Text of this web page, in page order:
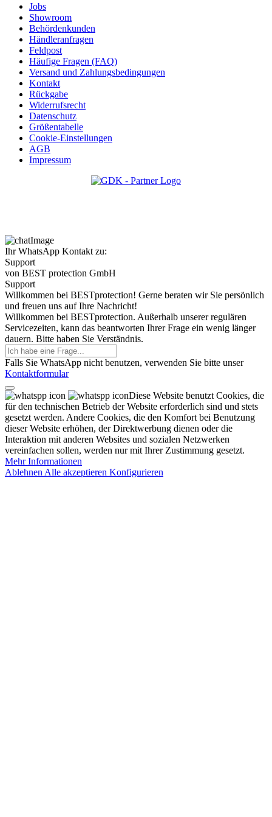
Jobs
Showroom
Behördenkunden
Händleranfragen
Feldpost
Häufige Fragen (FAQ)
Versand und Zahlungsbedingungen
Kontakt
Rückgabe
Widerrufsrecht
Datenschutz
Größentabelle
Cookie-Einstellungen
AGB
Impressum
Ihr WhatsApp Kontakt zu:
Support
von BEST protection GmbH
Support
Willkommen bei BESTprotection! Gerne beraten wir Sie persönlich
und freuen uns auf Ihre Nachricht!
Willkommen bei BESTprotection. Außerhalb unserer regulären
Servicezeiten, kann das beantworten Ihrer Frage ein wenig länger
dauern. Bitte haben Sie Verständnis.
Falls Sie WhatsApp nicht benutzen, verwenden Sie bitte unser
Kontaktformular
Diese Website benutzt Cookies, die
für den technischen Betrieb der Website erforderlich sind und stets
gesetzt werden. Andere Cookies, die den Komfort bei Benutzung
dieser Website erhöhen, der Direktwerbung dienen oder die
Interaktion mit anderen Websites und sozialen Netzwerken
vereinfachen sollen, werden nur mit Ihrer Zustimmung gesetzt.
Mehr Informationen
Ablehnen Alle akzeptieren Konfigurieren